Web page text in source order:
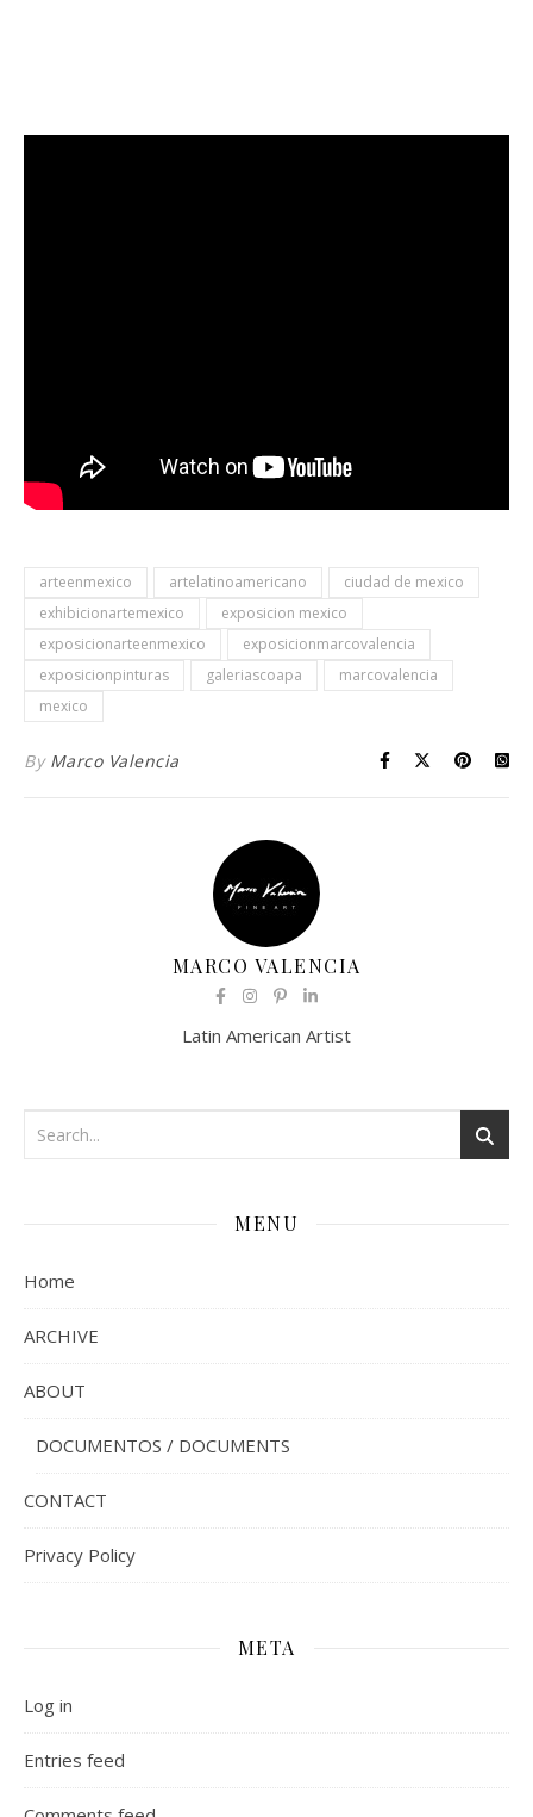
arteenmexico artelatinoamericano
ciudad de mexico
exhibicionartemexico
exposicion mexico
exposicionarteenmexico
exposicionmarcovalencia
exposicionpinturas
galeriascoapa
marcovalencia
mexico
By Marco Valencia
MARCO VALENCIA
Latin American Artist
MENU
Home
ARCHIVE
ABOUT
DOCUMENTOS / DOCUMENTS
CONTACT
Privacy Policy
META
Log in
Entries feed